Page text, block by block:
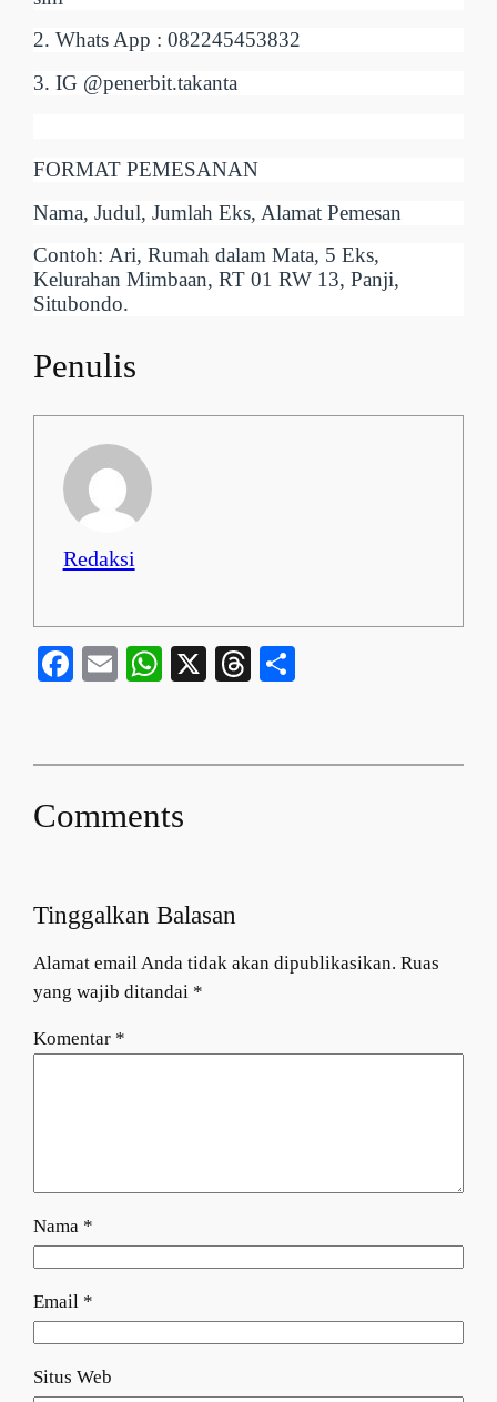
2. Whats App : 082245453832
3. IG @penerbit.takanta
FORMAT PEMESANAN
Nama, Judul, Jumlah Eks, Alamat Pemesan
Contoh: Ari, Rumah dalam Mata, 5 Eks,
Kelurahan Mimbaan, RT 01 RW 13, Panji,
Situbondo.
Penulis
Redaksi
Facebook
EmailWhatsApp
X Threads
Comments
Tinggalkan Balasan
Alamat email Anda tidak akan dipublikasikan. Ruas
yang wajib ditandai *
Komentar *
Nama *
Email *
Situs Web